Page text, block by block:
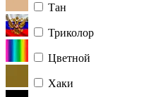
Тан
Триколор
Цветной
Хаки